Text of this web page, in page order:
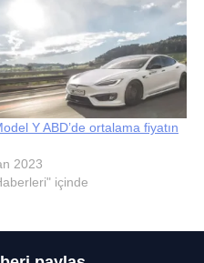
Y ABD’de ortalama fiyatın
2023
içinde